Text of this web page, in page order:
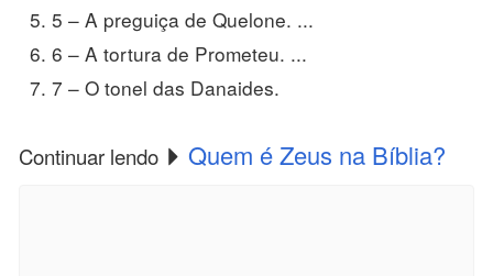
5 – A preguiça de Quelone. ...
6 – A tortura de Prometeu. ...
7 – O tonel das Danaides.
Continuar lendo Quem é Zeus na Bíblia?